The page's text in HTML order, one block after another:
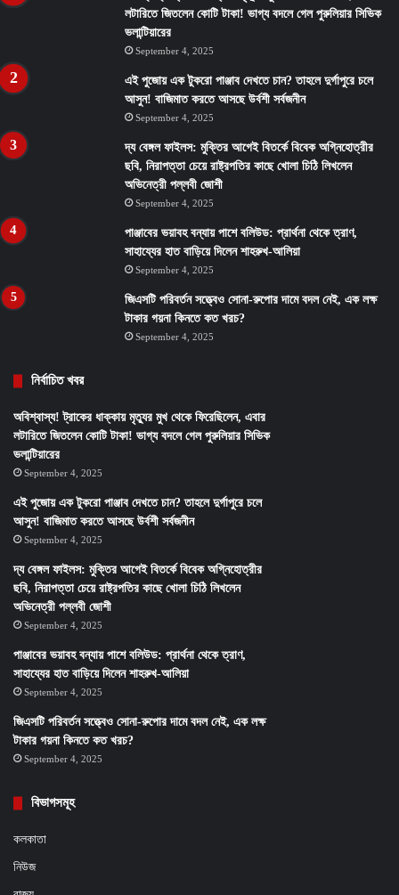
লটারিতে জিতলেন কোটি টাকা! ভাগ্য বদলে গেল পুরুলিয়ার সিভিক
ভলান্টিয়ারের
September 4, 2025
এই পুজোয় এক টুকরো পাঞ্জাব দেখতে চান? তাহলে দুর্গাপুরে চলে
আসুন! বাজিমাত করতে আসছে উর্বশী সর্বজনীন
September 4, 2025
দ্য বেঙ্গল ফাইলস: মুক্তির আগেই বিতর্কে বিবেক অগ্নিহোত্রীর
ছবি, নিরাপত্তা চেয়ে রাষ্ট্রপতির কাছে খোলা চিঠি লিখলেন
অভিনেত্রী পল্লবী জোশী
September 4, 2025
পাঞ্জাবের ভয়াবহ বন্যায় পাশে বলিউড: প্রার্থনা থেকে ত্রাণ,
সাহায্যের হাত বাড়িয়ে দিলেন শাহরুখ-আলিয়া
September 4, 2025
জিএসটি পরিবর্তন সত্ত্বেও সোনা-রুপোর দামে বদল নেই, এক লক্ষ
টাকার গয়না কিনতে কত খরচ?
September 4, 2025
নির্বাচিত খবর
অবিশ্বাস্য! ট্রাকের ধাক্কায় মৃত্যুর মুখ থেকে ফিরেছিলেন, এবার
লটারিতে জিতলেন কোটি টাকা! ভাগ্য বদলে গেল পুরুলিয়ার সিভিক
ভলান্টিয়ারের
September 4, 2025
এই পুজোয় এক টুকরো পাঞ্জাব দেখতে চান? তাহলে দুর্গাপুরে চলে
আসুন! বাজিমাত করতে আসছে উর্বশী সর্বজনীন
September 4, 2025
দ্য বেঙ্গল ফাইলস: মুক্তির আগেই বিতর্কে বিবেক অগ্নিহোত্রীর
ছবি, নিরাপত্তা চেয়ে রাষ্ট্রপতির কাছে খোলা চিঠি লিখলেন
অভিনেত্রী পল্লবী জোশী
September 4, 2025
পাঞ্জাবের ভয়াবহ বন্যায় পাশে বলিউড: প্রার্থনা থেকে ত্রাণ,
সাহায্যের হাত বাড়িয়ে দিলেন শাহরুখ-আলিয়া
September 4, 2025
জিএসটি পরিবর্তন সত্ত্বেও সোনা-রুপোর দামে বদল নেই, এক লক্ষ
টাকার গয়না কিনতে কত খরচ?
September 4, 2025
বিভাগসমূহ
কলকাতা
নিউজ